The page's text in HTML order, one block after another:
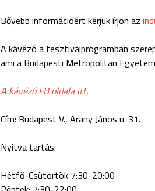
Bővebb információért kérjük írjon az
A kávézó a fesztiválprogramban
ami a Budapesti Metropolitan
A kávézó FB oldala itt.
Cím: Budapest V., Arany János u. 31.
Nyitva tartás:
Hétfő-Csütörtök 7:30-20:00